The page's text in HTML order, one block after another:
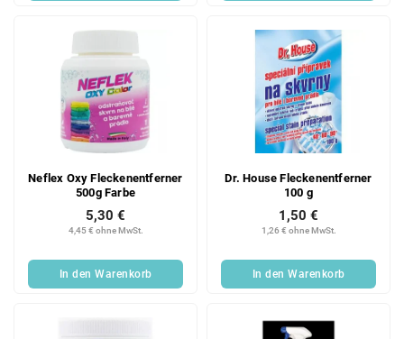
Neflex Oxy Fleckenentferner
500g Farbe
4,45 € ohne MwSt.
5,30 €
In den Warenkorb
Dr. House Fleckenentferner
100 g
1,26 € ohne MwSt.
1,50 €
In den Warenkorb